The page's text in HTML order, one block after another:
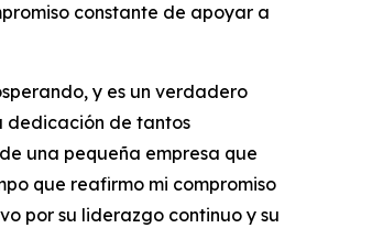
constante de apoyar a
y es un verdadero
dedicación de tantos
una pequeña empresa que
que reafirmo mi compromiso
por su liderazgo continuo y su